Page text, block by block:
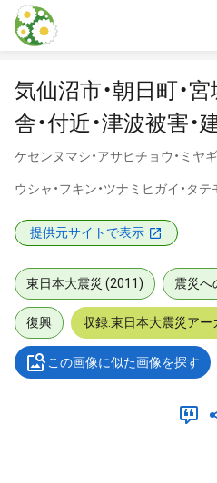
本文に飛ぶ
気仙沼市・朝日町・
舎・付近・津波被害・
ケセンヌマシ・アサヒチョウ・ミヤ
ウシャ・フキン・ツナミヒガイ・タテ
提供元サイトで表示
東日本大震災 (2011) 震災へ
復興 収録:東日本大震災アー
この画像に似た画像を探す